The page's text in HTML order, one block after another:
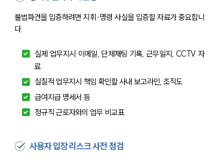
불법파견을 입증하려면 지휘·명령 사실을 입증할 자료가 중요합니
다.
실제 업무지시 이메일, 단체채팅 기록, 근무일지, CCTV 자
료
실질적 업무지시 책임 확인할 사내 보고라인, 조직도
급여지급 명세서 등
정규직 근로자와의 업무 비교표
사용자 입장 리스크 사전 점검